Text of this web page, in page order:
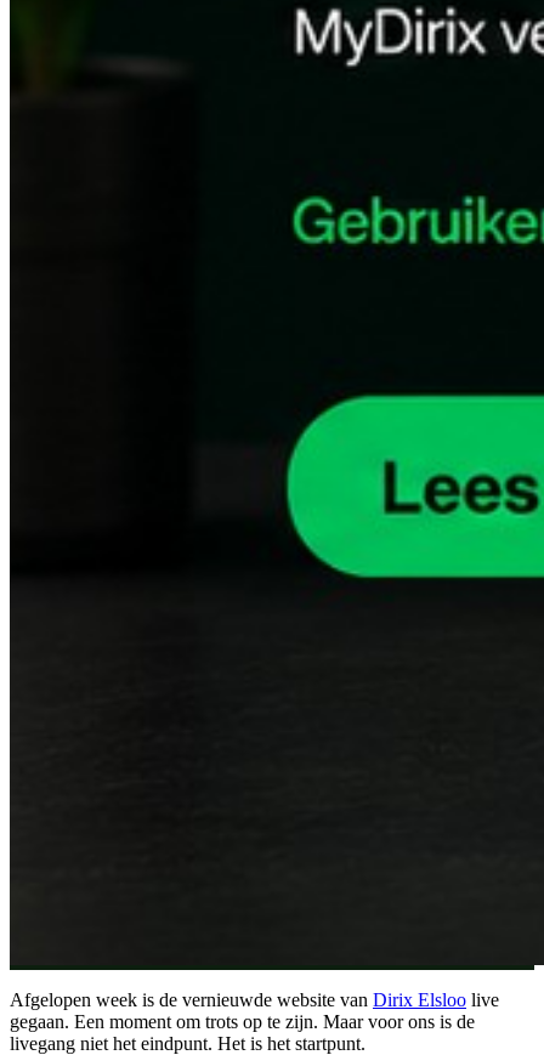
Afgelopen week is de vernieuwde website van Dirix Elsloo live
gegaan. Een moment om trots op te zijn. Maar voor ons is de
livegang niet het eindpunt. Het is het startpunt.